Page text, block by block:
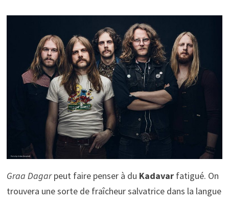
Graa Dagarpeut faire penser à du Kadavarfatigué. On
trouvera une sorte de fraîcheur salvatrice dans la langue